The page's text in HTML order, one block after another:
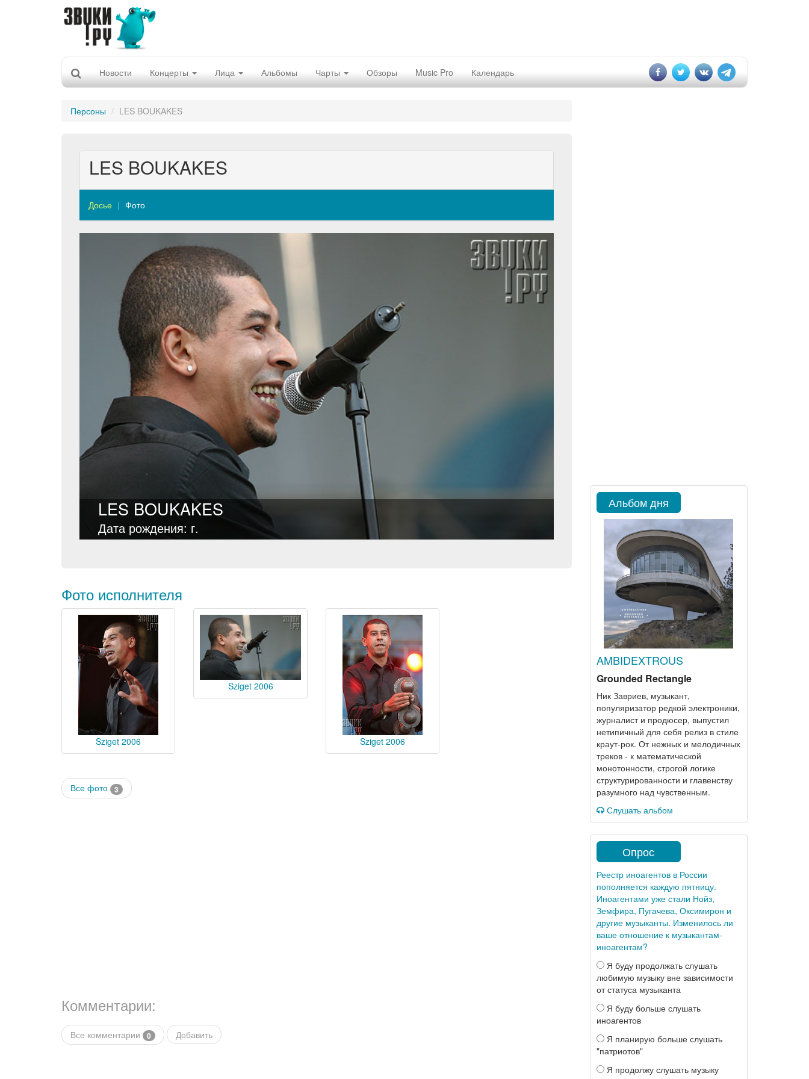
Новости Концерты Лица Альбомы Чарты Обзоры Music Pro Календарь
Персоны LES BOUKAKES
LES BOUKAKES
Досье Фото
LES BOUKAKES
Дата рождения: г.
Фото исполнителя
Sziget 2006
Sziget 2006
Sziget 2006
Все фото 3
Комментарии:
Все комментарии 0 Добавить
Альбом дня
AMBIDEXTROUS
Grounded Rectangle
Ник Завриев, музыкант,
популяризатор редкой электроники,
журналист и продюсер, выпустил
нетипичный для себя релиз в стиле
краут-рок. От нежных и мелодичных
треков - к математической
монотонности, строгой логике
структурированности и главенству
разумного над чувственным.
Слушать альбом
Опрос
Реестр иноагентов в России
пополняется каждую пятницу.
Иноагентами уже стали Нойз,
Земфира, Пугачева, Оксимирон и
другие музыканты. Изменилось ли
ваше отношение к музыкантам-
иноагентам?
Я буду продолжать слушать
любимую музыку вне зависимости
от статуса музыканта
Я буду больше слушать
иноагентов
Я планирую больше слушать
"патриотов"
Я продолжу слушать музыку